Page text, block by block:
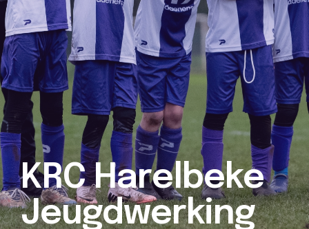
KRC Harelbeke
Jeugdwerking